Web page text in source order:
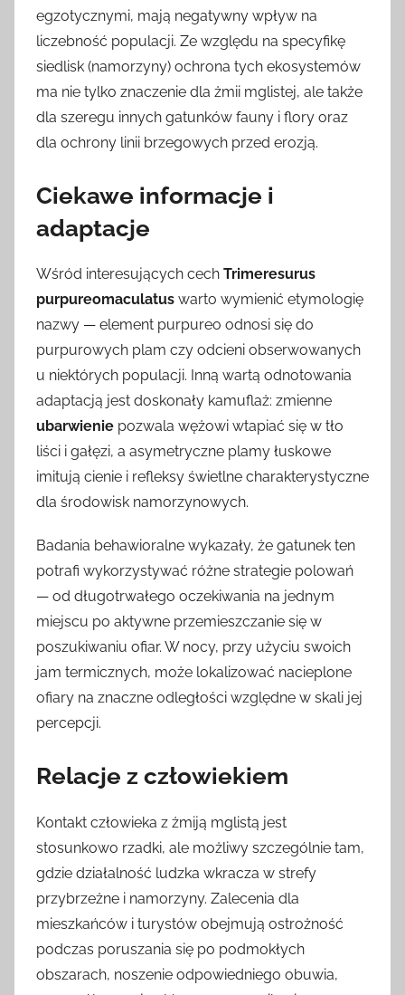
egzotycznymi, mają negatywny wpływ na
liczebność populacji. Ze względu na specyfikę
siedlisk (namorzyny) ochrona tych ekosystemów
ma nie tylko znaczenie dla żmii mglistej, ale także
dla szeregu innych gatunków fauny i flory oraz
dla ochrony linii brzegowych przed erozją.
Ciekawe informacje i
adaptacje
Wśród interesujących cech Trimeresurus
purpureomaculatus warto wymienić etymologię
nazwy — element purpureo odnosi się do
purpurowych plam czy odcieni obserwowanych
u niektórych populacji. Inną wartą odnotowania
adaptacją jest doskonały kamuflaż: zmienne
ubarwienie pozwala wężowi wtapiać się w tło
liści i gałęzi, a asymetryczne plamy łuskowe
imitują cienie i refleksy świetlne charakterystyczne
dla środowisk namorzynowych.
Badania behawioralne wykazały, że gatunek ten
potrafi wykorzystywać różne strategie polowań
— od długotrwałego oczekiwania na jednym
miejscu po aktywne przemieszczanie się w
poszukiwaniu ofiar. W nocy, przy użyciu swoich
jam termicznych, może lokalizować nacieplone
ofiary na znaczne odległości względne w skali jej
percepcji.
Relacje z człowiekiem
Kontakt człowieka z żmiją mglistą jest
stosunkowo rzadki, ale możliwy szczególnie tam,
gdzie działalność ludzka wkracza w strefy
przybrzeżne i namorzyny. Zalecenia dla
mieszkańców i turystów obejmują ostrożność
podczas poruszania się po podmokłych
obszarach, noszenie odpowiedniego obuwia,